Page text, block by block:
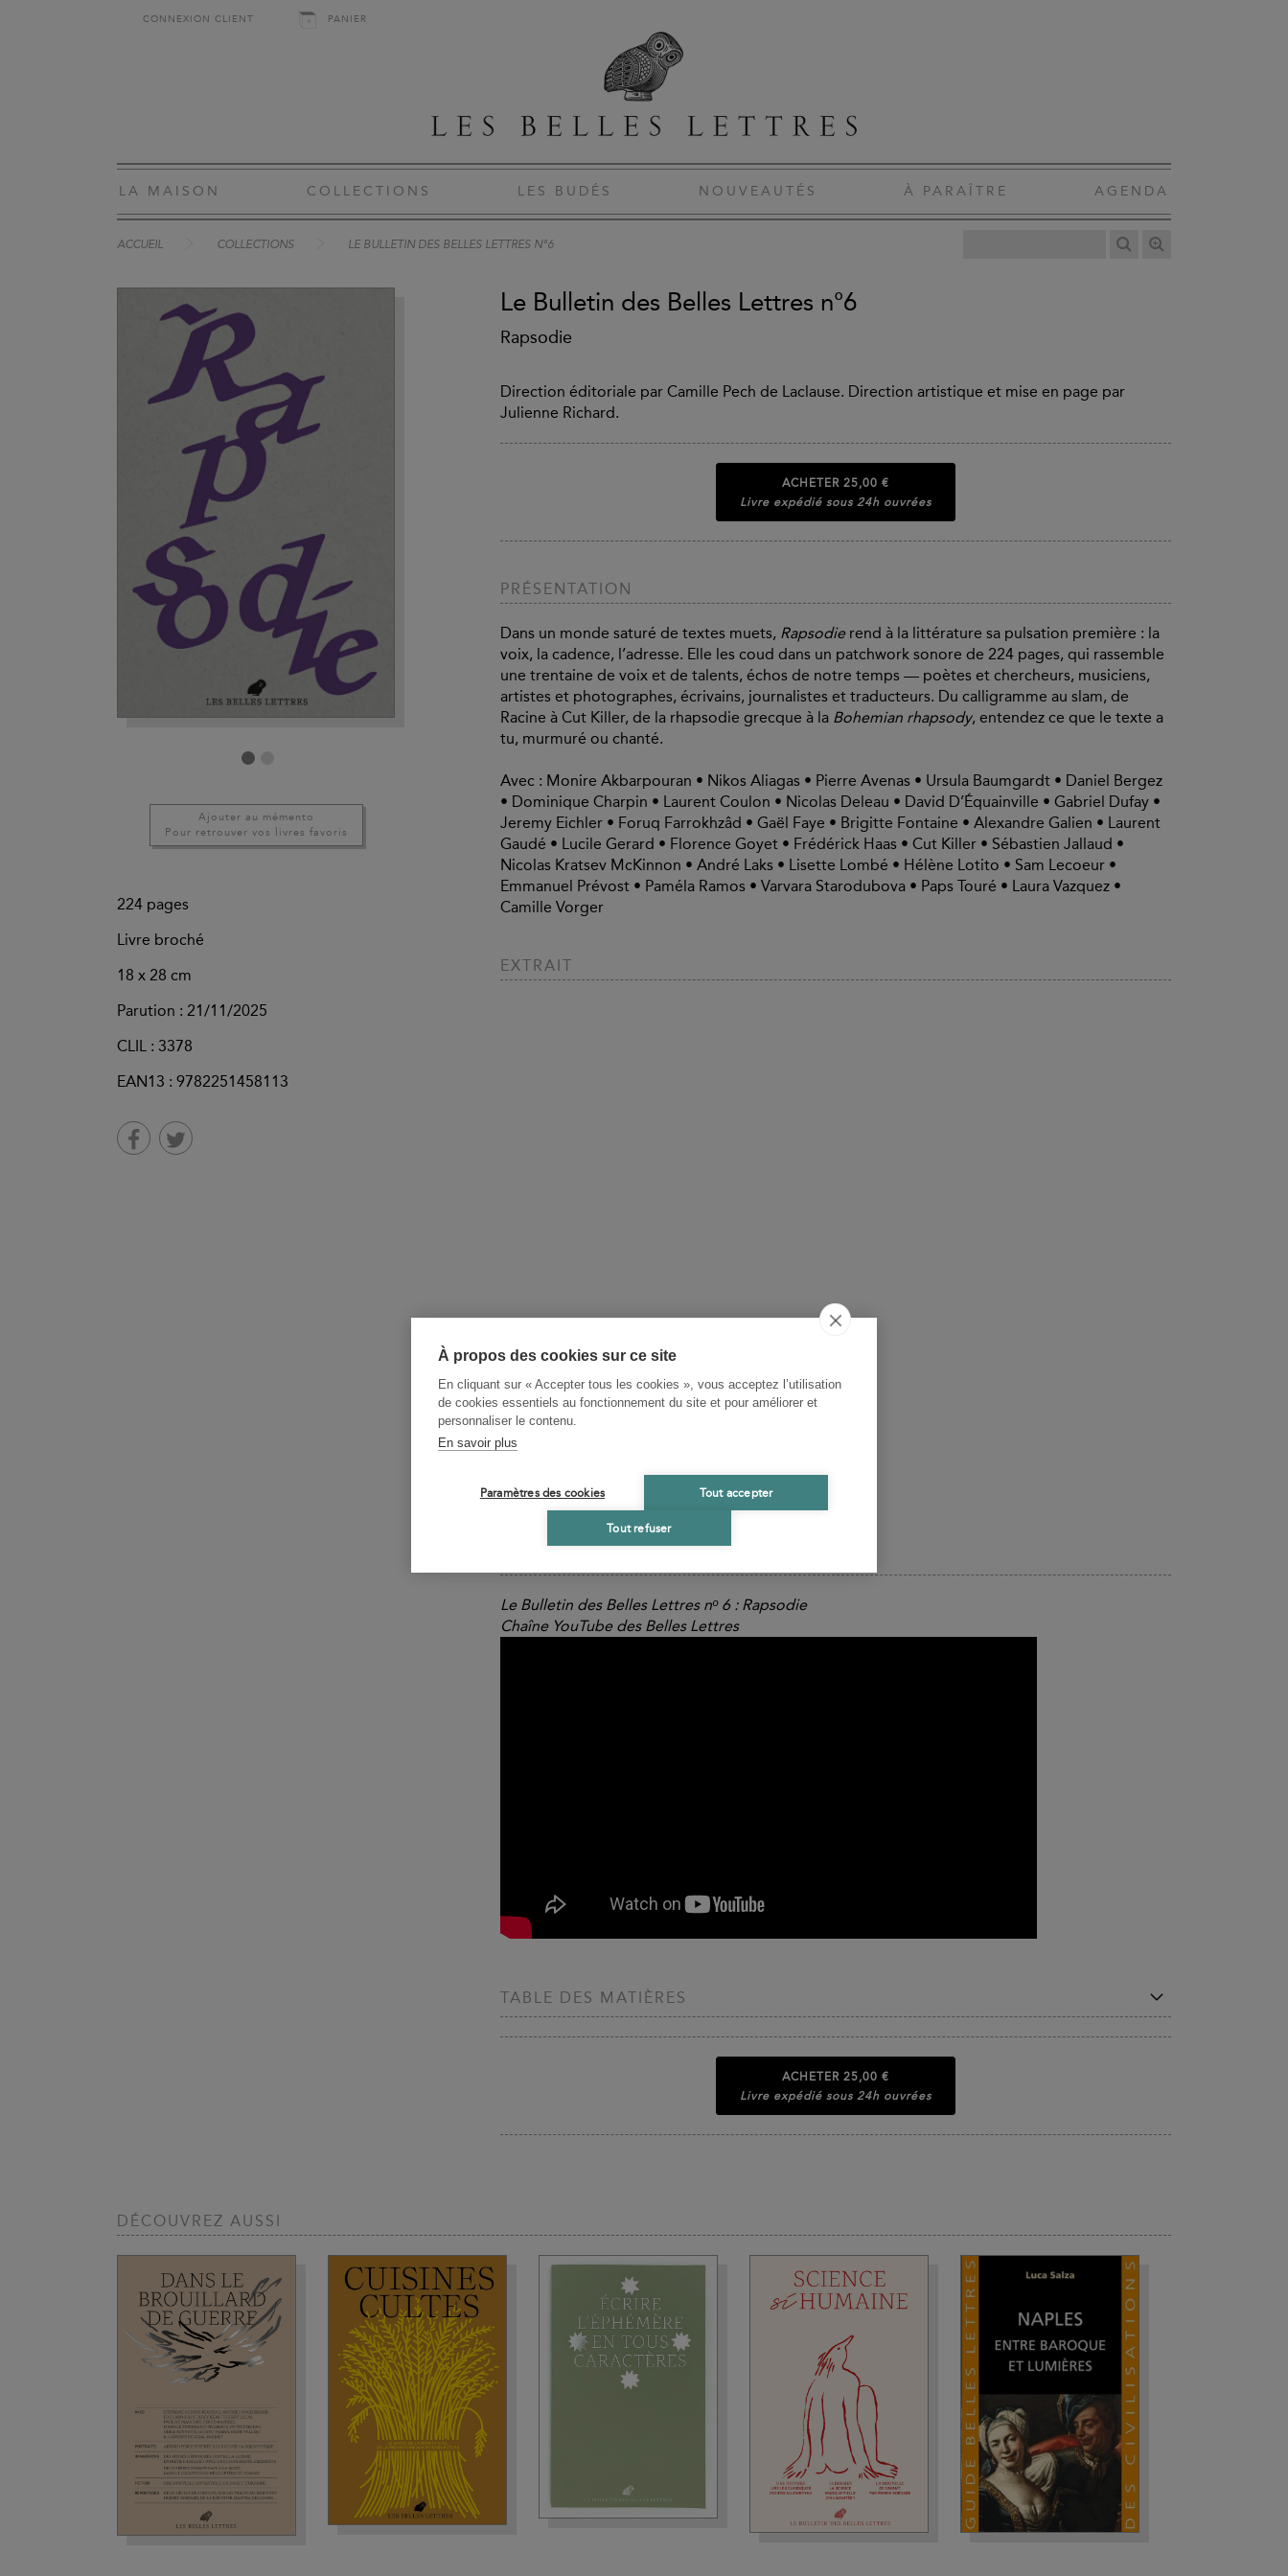
À propos des cookies sur ce site
En cliquant sur « Accepter tous les cookies », vous acceptez l’utilisation
de cookies essentiels au fonctionnement du site et pour améliorer et
personnaliser le contenu.
En savoir plus
Paramètres des cookies Tout accepter
Tout refuser
CONNEXION CLIENT PANIER
LA MAISON COLLECTIONS LES BUDÉS NOUVEAUTÉS À PARAÎTRE AGENDA
ACCUEIL COLLECTIONS LE BULLETIN DES BELLES LETTRES N°6
Ajouter au mémento
Pour retrouver vos livres favoris
224 pages
Livre broché
18 x 28 cm
Parution : 21/11/2025
CLIL : 3378
EAN13 : 9782251458113
Le Bulletin des Belles Lettres n°6
Rapsodie
Direction éditoriale par Camille Pech de Laclause. Direction artistique et mise en page par
Julienne Richard.
ACHETER 25,00 €
Livre expédié sous 24h ouvrées
PRÉSENTATION
Dans un monde saturé de textes muets, Rapsodierend à la littérature sa pulsation première : la
voix, la cadence, l’adresse. Elle les coud dans un patchwork sonore de 224 pages, qui rassemble
une trentaine de voix et de talents, échos de notre temps — poètes et chercheurs, musiciens,
artistes et photographes, écrivains, journalistes et traducteurs. Du calligramme au slam, de
Racine à Cut Killer, de la rhapsodie grecque à la Bohemian rhapsody, entendez ce que le texte a
tu, murmuré ou chanté.
Avec : Monire Akbarpouran • Nikos Aliagas • Pierre Avenas • Ursula Baumgardt • Daniel Bergez
• Dominique Charpin • Laurent Coulon • Nicolas Deleau • David D’Équainville • Gabriel Dufay •
Jeremy Eichler • Foruq Farrokhzâd • Gaël Faye • Brigitte Fontaine • Alexandre Galien • Laurent
Gaudé • Lucile Gerard • Florence Goyet • Frédérick Haas • Cut Killer • Sébastien Jallaud •
Nicolas Kratsev McKinnon • André Laks • Lisette Lombé • Hélène Lotito • Sam Lecoeur •
Emmanuel Prévost • Paméla Ramos • Varvara Starodubova • Paps Touré • Laura Vazquez •
Camille Vorger
EXTRAIT
Le Bulletin des Belles Lettres nᵒ 6 : Rapsodie
Chaîne YouTube des Belles Lettres
TABLE DES MATIÈRES
ACHETER 25,00 €
Livre expédié sous 24h ouvrées
DÉCOUVREZ AUSSI